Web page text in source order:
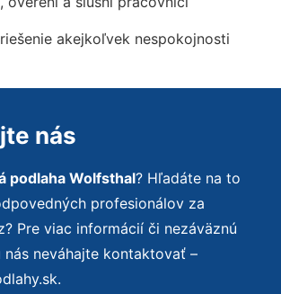
akejkoľvek nespokojnosti
nás
podlaha Wolfsthal? Hľadáte na to
profesionálov za
Pre viac informácií či nezáväznú
nás neváhajte kontaktovať –